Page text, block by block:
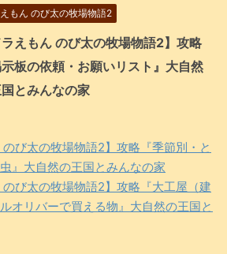
えもん のび太の牧場物語2
ラえもん のび太の牧場物語2】攻略
示板の依頼・お願いリスト』大自然
とみんなの家
のび太の牧場物語2】攻略『季節別・と
』大自然の王国とみんなの家
のび太の牧場物語2】攻略『大工屋（建
オリバーで買える物』大自然の王国と